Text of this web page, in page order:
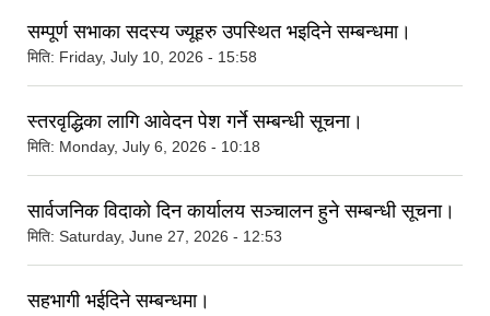
सम्पूर्ण सभाका सदस्य ज्यूहरु उपस्थित भइदिने सम्बन्धमा।
मिति: Friday, July 10, 2026 - 15:58
स्तरवृद्धिका लागि आवेदन पेश गर्ने सम्बन्धी सूचना।
मिति: Monday, July 6, 2026 - 10:18
सार्वजनिक विदाको दिन कार्यालय सञ्‍चालन हुने सम्बन्धी सूचना।
मिति: Saturday, June 27, 2026 - 12:53
सहभागी भईदिने सम्बन्धमा।